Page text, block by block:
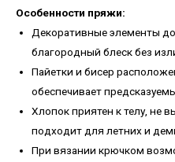
Особенности пряжи:
Декоративные элементы
благородный блеск без
Пайетки и бисер
обеспечивает
Хлопок приятен к телу, не
подходит для летних и
При вязании крючком